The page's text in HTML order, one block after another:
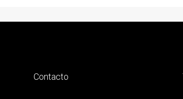
Contacto